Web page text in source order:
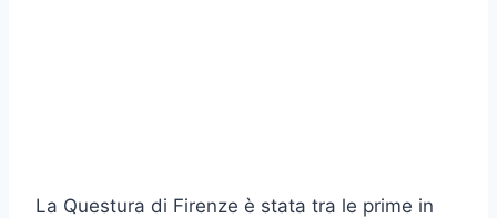
La Questura di Firenze è stata tra le prime in